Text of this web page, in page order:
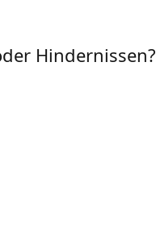
Hindernissen?